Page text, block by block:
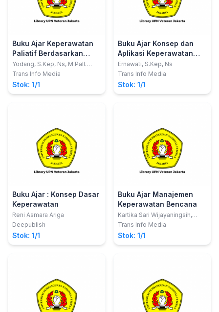
Buku Ajar Keperawatan
Paliatif Berdasarkan
Kurikulum AIPNI 2015
Yodang, S.Kep, Ns, M.Pall.
Care
Trans Info Media
Stok: 1/1
Buku Ajar Konsep dan
Aplikasi Keperawatan
dalam Pemenuhan
Kebutuhan Dasar
Manusia
Ernawati, S.Kep, Ns
Trans Info Media
Stok: 1/1
Buku Ajar : Konsep Dasar
Keperawatan
Reni Asmara Ariga
Deepublish
Stok: 1/1
Buku Ajar Manajemen
Keperawatan Bencana
Kartika Sari Wijayaningsih,
S.Kep., Ns., M.Kep., M.Pd.;
Trans Info Media
Stok: 1/1